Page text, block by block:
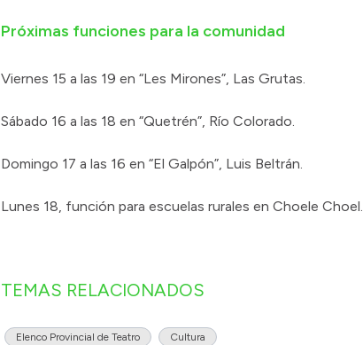
Próximas funciones para la comunidad
Viernes 15 a las 19 en “Les Mirones”, Las Grutas.
Sábado 16 a las 18 en “Quetrén”, Río Colorado.
Domingo 17 a las 16 en “El Galpón”, Luis Beltrán.
Lunes 18, función para escuelas rurales en Choele Choel.
TEMAS RELACIONADOS
Elenco Provincial de Teatro Cultura